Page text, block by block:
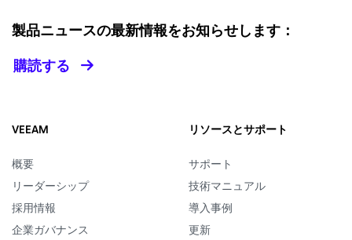
製品ニュースの最新情報をお知らせします：
購読する
VEEAM
概要
リーダーシップ
採用情報
企業ガバナンス
リソースとサポート
サポート
技術マニュアル
導入事例
更新